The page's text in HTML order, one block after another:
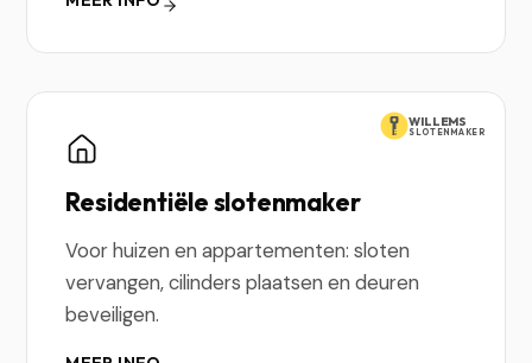
WILLEMS
SLOTENMAKER
Residentiële slotenmaker
Voor huizen en appartementen: sloten
vervangen, cilinders plaatsen en deuren
beveiligen.